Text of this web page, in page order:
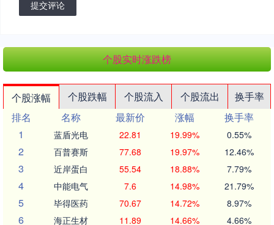
提交评论
个股实时涨跌榜
个股涨幅 个股跌幅 个股流入 个股流出
换手率
排名
名称 最新价 涨幅
换手率
1
蓝盾光电 22.81 19.99% 0.55%
2 百普赛斯 77.68 19.97% 12.46%
3 近岸蛋白 55.54 18.88% 7.79%
4 中能电气 7.6 14.98% 21.79%
5 毕得医药 70.67 14.72% 8.97%
6 海正生材 11.89 14.66% 4.66%